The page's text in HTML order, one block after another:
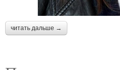
читать дальше →